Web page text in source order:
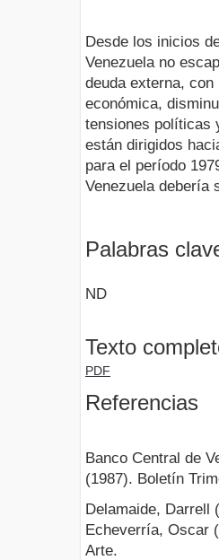
Desde los inicios
Venezuela no
deuda externa,
económica,
tensiones políticas
están dirigidos
para el período
Venezuela debería
Palabras
ND
Texto
PDF
Referencias
Banco Central de
(1987). Boletín
Delamaide, Darrell
Echeverría, Oscar
Arte.